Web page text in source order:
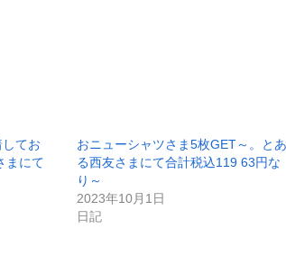
てお
まにて
おニューシャツさま5枚GET～。とあ
る西友さまにて合計税込119 63円な
り～
2023年10月1日
日記